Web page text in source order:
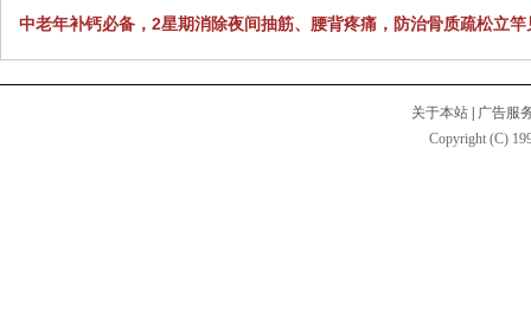
中老年补钙必备，2星期消除夜间抽筋、腰背疼痛，防治骨质疏松立竿
关于本站
广告服
Copyright (C)